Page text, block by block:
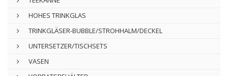
HOHES TRINKGLAS
TRINKGLÄSER-BUBBLE/STROHHALM/DECKEL
UNTERSETZER/TISCHSETS
VASEN